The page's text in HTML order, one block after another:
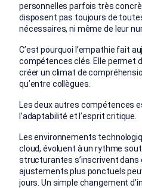
personnelles parfois très
disposent pas toujours de
nécessaires, ni même de leur
C’est pourquoi l’empathie fait
compétences clés. Elle permet
créer un climat de
qu’entre collègues.
Les deux autres compétences
l’adaptabilité et l’esprit critique.
Les environnements
cloud, évoluent à un rythme
structurantes s’inscrivent dans
ajustements plus ponctuels
jours. Un simple changement